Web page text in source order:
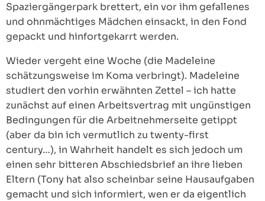
Spaziergängerpark brettert, ein vor ihm gefallenes
und ohnmächtiges Mädchen einsackt, in den Fond
gepackt und hinfortgekarrt werden.
Wieder vergeht eine Woche (die Madeleine
schätzungsweise im Koma verbringt). Madeleine
studiert den vorhin erwähnten Zettel – ich hatte
zunächst auf einen Arbeitsvertrag mit ungünstigen
Bedingungen für die Arbeitnehmerseite getippt
(aber da bin ich vermutlich zu twenty-first
century…), in Wahrheit handelt es sich jedoch um
einen sehr bitteren Abschiedsbrief an ihre lieben
Eltern (Tony hat also scheinbar seine Hausaufgaben
gemacht und sich informiert, wen er da eigentlich